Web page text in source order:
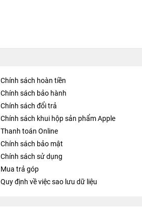
Chính sách hoàn tiền
Chính sách bảo hành
Chính sách đổi trả
Chính sách khui hộp sản phẩm Apple
Thanh toán Online
Chính sách bảo mật
Chính sách sử dụng
Mua trả góp
Quy định về việc sao lưu dữ liệu